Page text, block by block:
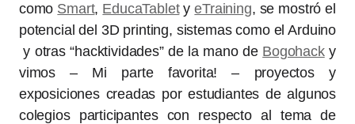
como Smart, EducaTabletyeTraining, se mostró el
potencial del 3D printing, sistemas como el Arduino
y otras “hacktividades” de la mano de Bogohacky
vimos – Mi parte favorita! – proyectos y
exposiciones creadas por estudiantes de algunos
colegios participantes con respecto al tema de